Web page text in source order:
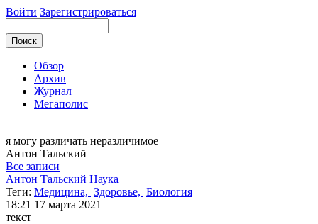
Войти Зарегистрироваться
Обзор
Архив
Журнал
Мегаполис
я могу различать неразличимое
Антон Тальский
Все записи
Антон Тальский Наука
Теги: Медицина, Здоровье, Биология
18:21 17 марта 2021
текст